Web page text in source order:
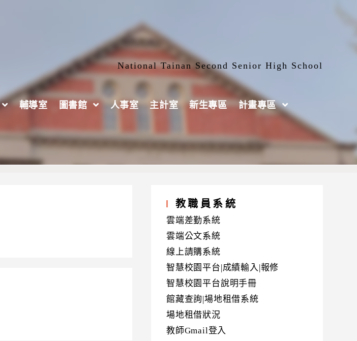
National Tainan Second Senior High School
輔導室 圖書館 人事室 主計室 新生專區 計畫專區
教職員系統
雲端差勤系統
雲端公文系統
線上請購系統
智慧校園平台|成績輸入|報修
智慧校園平台說明手冊
館藏查詢|場地租借系統
場地租借狀況
教師Gmail登入